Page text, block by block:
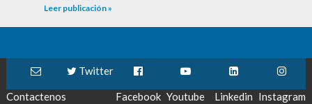
Leer publicación »
Contactenos
Twitter
Facebook Youtube Linkedin Instagram